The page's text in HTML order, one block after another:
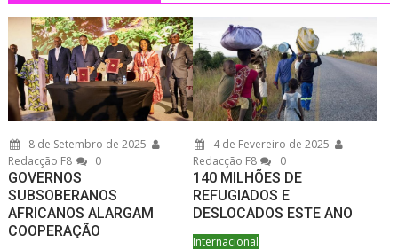
8 de Setembro de 2025
Redacção F8
0
GOVERNOS
SUBSOBERANOS
AFRICANOS ALARGAM
COOPERAÇÃO
4 de Fevereiro de 2025
Redacção F8
0
140 MILHÕES DE
REFUGIADOS E
DESLOCADOS ESTE ANO
Internacional